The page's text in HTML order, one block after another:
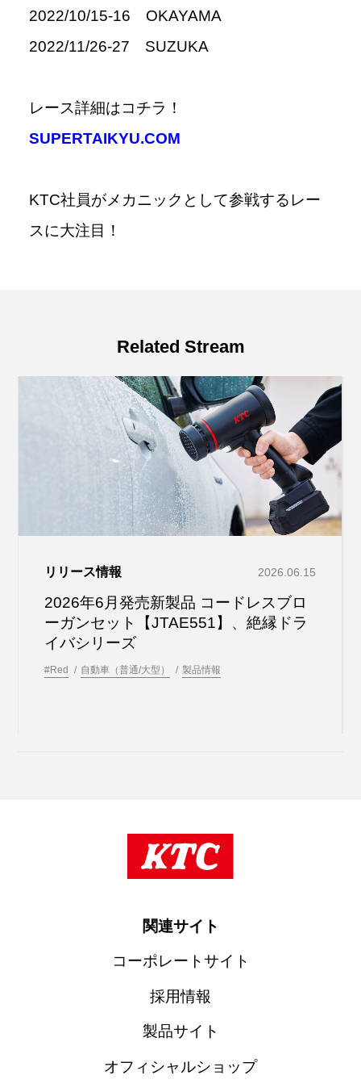
2022/10/15-16 OKAYAMA
2022/11/26-27 SUZUKA
レース詳細はコチラ！
SUPERTAIKYU.COM
KTC社員がメカニックとして参戦するレー
スに大注目！
Related Stream
リリース情報 2026.06.15
2026年6月発売新製品 コードレスブロ
ーガンセット【JTAE551】、絶縁ドラ
イバシリーズ
#Red 自動車（普通/大型） 製品情報
関連サイト
コーポレートサイト
採用情報
製品サイト
オフィシャルショップ